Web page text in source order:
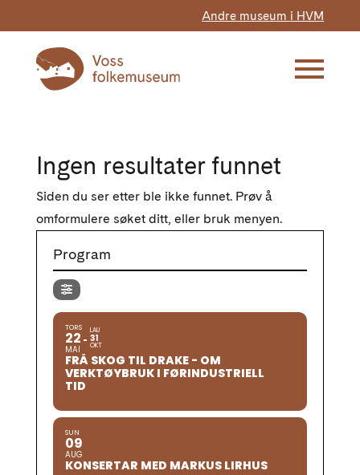
Andre museum i HVM
Ingen resultater funnet
Siden du ser etter ble ikke funnet. Prøv å
omformulere søket ditt, eller bruk menyen.
Program
TORS
22
MAI
LAU
31
OKT
FRÅ SKOG TIL DRAKE - OM
VERKTØYBRUK I FØRINDUSTRIELL
TID
SUN
09
AUG
KONSERTAR MED MARKUS LIRHUS